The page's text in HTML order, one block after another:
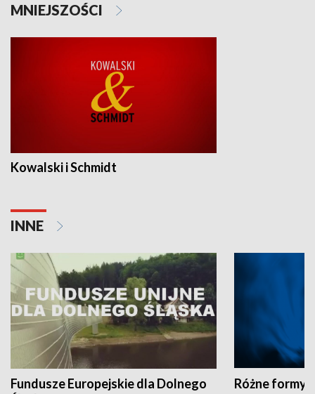
MNIEJSZOŚCI
Kowalski i Schmidt
INNE
Fundusze Europejskie dla Dolnego
Różne formy